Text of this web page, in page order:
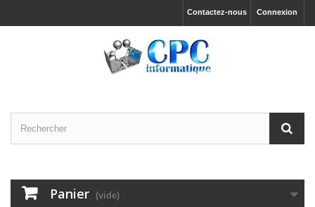
Connexion
Contactez-nous
Panier (vide)